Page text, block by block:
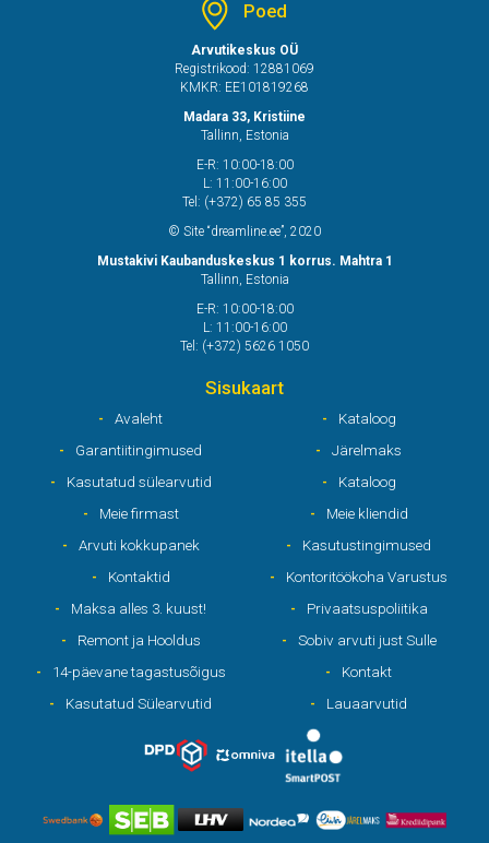
Poed
Arvutikeskus OÜ
Registrikood: 12881069
KMKR: EE101819268
Madara 33, Kristiine
Tallinn, Estonia
E-R: 10:00-18:00
L: 11:00-16:00
Tel: (+372) 65 85 355
© Site “dreamline.ee”, 2020
Mustakivi Kaubanduskeskus 1 korrus. Mahtra 1
Tallinn, Estonia
E-R: 10:00-18:00
L: 11:00-16:00
Tel: (+372) 5626 1050
Sisukaart
Avaleht
Kataloog
Garantiitingimused
Järelmaks
Kasutatud sülearvutid
Kataloog
Meie firmast
Meie kliendid
Arvuti kokkupanek
Kasutustingimused
Kontaktid
Kontoritöökoha Varustus
Maksa alles 3. kuust!
Privaatsuspoliitika
Remont ja Hooldus
Sobiv arvuti just Sulle
14-päevane tagastusõigus
Kontakt
Kasutatud Sülearvutid
Lauaarvutid